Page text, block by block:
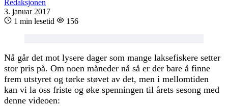
Redaksjonen
3. januar 2017
1 min lesetid
156
Nå går det mot lysere dager som mange laksefiskere setter
stor pris på. Om noen måneder nå så er der bare å finne
frem utstyret og tørke støvet av det, men i mellomtiden
kan vi la oss friste og øke spenningen til årets sesong med
denne videoen: